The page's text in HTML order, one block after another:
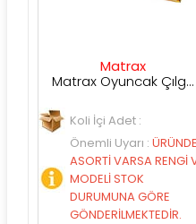
Matrax
Matrax Oyuncak Çılgın ATIŞ Mini Basket Oyunu
Koli İçi Adet :
Önemli Uyarı:ÜRÜNDE
ASORTİ VARSA RENGİ VE
MODELİ STOK
DURUMUNA GÖRE
GÖNDERİLMEKTEDİR.